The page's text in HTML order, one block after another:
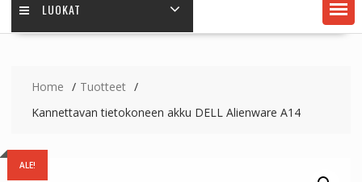
LUOKAT
Home
Tuotteet
Kannettavan tietokoneen akku DELL Alienware A14
ALE!